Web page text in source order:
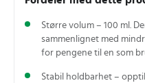
Større volum – 100 ml.
sammenlignet med
for pengene til en som
Stabil holdbarhet –